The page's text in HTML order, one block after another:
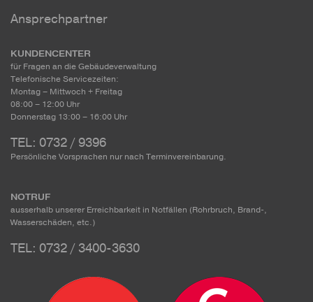
Ansprechpartner
KUNDENCENTER
für Fragen an die Gebäudeverwaltung
Telefonische Servicezeiten:
Montag – Mittwoch + Freitag
08:00 – 12:00 Uhr
Donnerstag 13:00 – 16:00 Uhr
TEL: 0732 / 9396
Persönliche Vorsprachen nur nach Terminvereinbarung.
NOTRUF
ausserhalb unserer Erreichbarkeit in Notfällen (Rohrbruch, Brand-,
Wasserschäden, etc.)
TEL: 0732 / 3400-3630